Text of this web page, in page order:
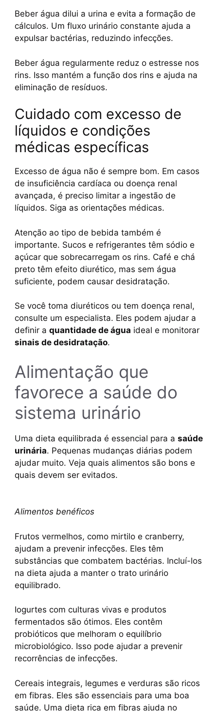
Beber água dilui a urina e evita a formação de
cálculos. Um fluxo urinário constante ajuda a
expulsar bactérias, reduzindo infecções.
Beber água regularmente reduz o estresse nos
rins. Isso mantém a função dos rins e ajuda na
eliminação de resíduos.
Cuidado com excesso de
líquidos e condições
médicas específicas
Excesso de água não é sempre bom. Em casos
de insuficiência cardíaca ou doença renal
avançada, é preciso limitar a ingestão de
líquidos. Siga as orientações médicas.
Atenção ao tipo de bebida também é
importante. Sucos e refrigerantes têm sódio e
açúcar que sobrecarregam os rins. Café e chá
preto têm efeito diurético, mas sem água
suficiente, podem causar desidratação.
Se você toma diuréticos ou tem doença renal,
consulte um especialista. Eles podem ajudar a
definir a quantidade de água ideal e monitorar
sinais de desidratação.
Alimentação que
favorece a saúde do
sistema urinário
Uma dieta equilibrada é essencial para a saúde
urinária. Pequenas mudanças diárias podem
ajudar muito. Veja quais alimentos são bons e
quais devem ser evitados.
Alimentos benéficos
Frutos vermelhos, como mirtilo e cranberry,
ajudam a prevenir infecções. Eles têm
substâncias que combatem bactérias. Incluí-los
na dieta ajuda a manter o trato urinário
equilibrado.
Iogurtes com culturas vivas e produtos
fermentados são ótimos. Eles contêm
probióticos que melhoram o equilíbrio
microbiológico. Isso pode ajudar a prevenir
recorrências de infecções.
Cereais integrais, legumes e verduras são ricos
em fibras. Eles são essenciais para uma boa
saúde. Uma dieta rica em fibras ajuda no